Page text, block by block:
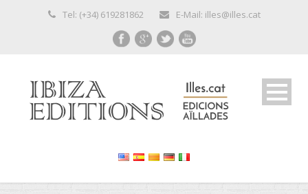
Tel: (+34) 619281862 E-Mail: illes@illes.cat